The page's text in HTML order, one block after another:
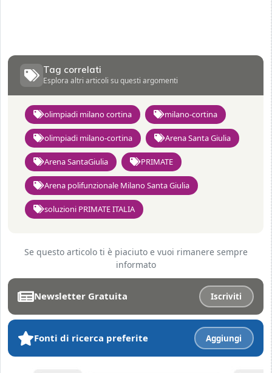
Tag correlati
Esplora altri articoli su questi argomenti
olimpiadi milano cortina milano-cortina
olimpiadi milano-cortina Arena Santa Giulia
Arena SantaGiulia PRIMATE
Arena polifunzionale Milano Santa Giulia
soluzioni PRIMATE ITALIA
Se questo articolo ti è piaciuto e vuoi rimanere sempre
informato
Newsletter Gratuita Iscriviti
Fonti di ricerca preferite Aggiungi